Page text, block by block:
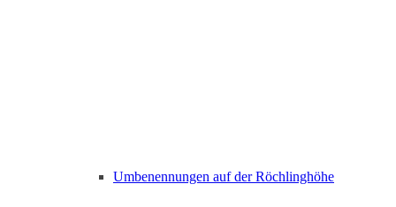
Umbenennungen auf der Röchlinghöhe